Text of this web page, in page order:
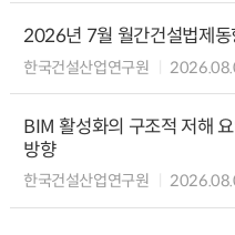
2026년 7월 월간건설법제동
한국건설산업연구원
BIM 활성화의 구조적 저해
방향
한국건설산업연구원